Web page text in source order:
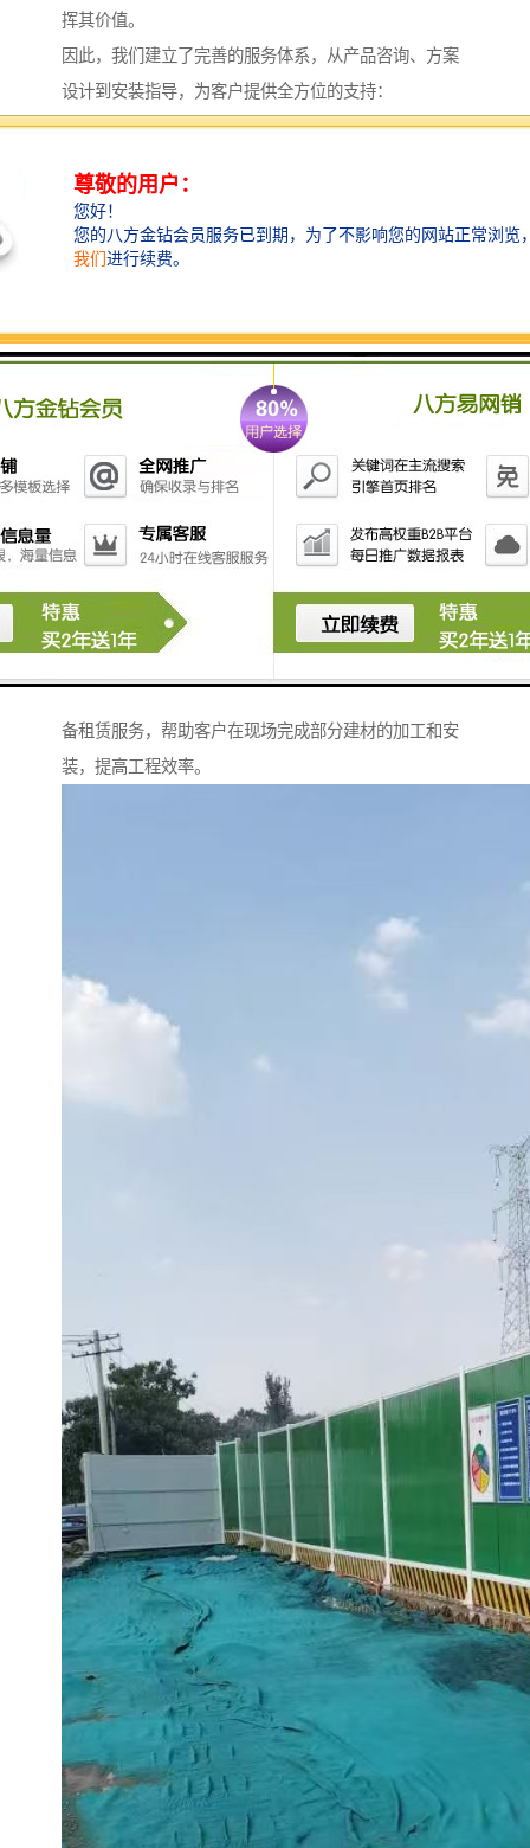
挥其价值。
因此，我们建立了完善的服务体系，从产品咨询、方案
设计到安装指导，为客户提供全方位的支持：
生产与质量控制：
每一件产品都符合标准要求。
从原材料采购到成品出厂，每个环节都有专业人员进行
质量监控。
针对不同客户的需求，我们提供产品销售和租赁两种合
特别是对于短期工程或临时活动，租赁服务能够帮助客
户有效控制成本，减少资源闲置。
专业安装团队：
高效地完成围挡搭建工作。
无论是标准安装还是特殊地形适应，我们的团队都能提
供专业解决方案。
移动式设备支持：
备租赁服务，帮助客户在现场完成部分建材的加工和安
装，提高工程效率。